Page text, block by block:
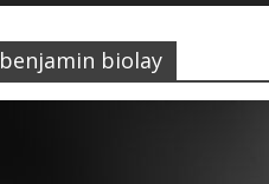
benjamin biolay